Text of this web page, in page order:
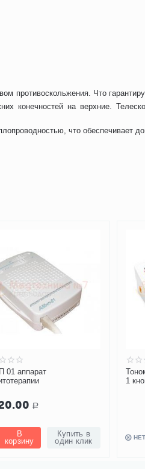
Что
конечностей на верхние.
что обеспечивает
01 аппарат
Р
В
корзину
Купить в
один клик
1